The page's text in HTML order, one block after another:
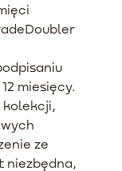
miesięcy.
kolekcji,
ze
niezbędna,